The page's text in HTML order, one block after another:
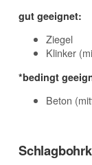
gut geeignet:
Ziegel
Klinker
*bedingt
Beton